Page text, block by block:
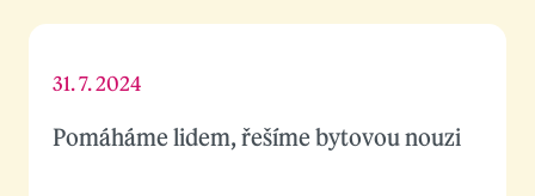
Pomáháme lidem, řešíme bytovou nouzi
31. 7. 2024